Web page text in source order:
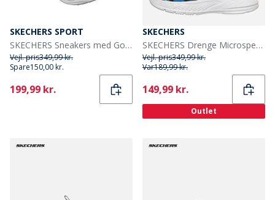
SKECHERS SPORT
SKECHERS Sneakers med Gore & Strap til små Drenge Erupters IV med lys sort orange
Vejl. pris349,99 kr.
Spare150,00 kr.
Current
199,99 kr.
SKECHERS
SKECHERS Drenge Microspec Splash Sandaler Sort
Vejl. pris349,99 kr.
Var189,99 kr.
Current
149,99 kr.
Outlet